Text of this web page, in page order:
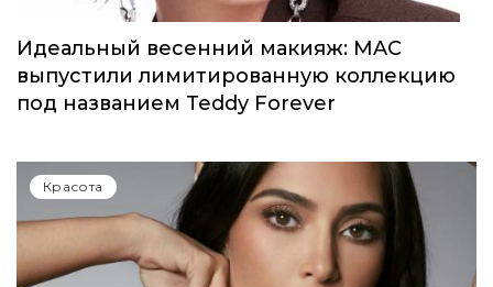
Идеальный весенний макияж: MAC
выпустили лимитированную коллекцию
под названием Teddy Forever
Красота